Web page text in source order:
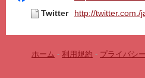
Twitter
http://twitter.com./
ホーム - 利用規約 - プライバシ